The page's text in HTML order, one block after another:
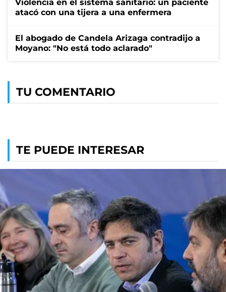
Violencia en el sistema sanitario: un paciente
atacó con una tijera a una enfermera
El abogado de Candela Arizaga contradijo a
Moyano: "No está todo aclarado"
TU COMENTARIO
TE PUEDE INTERESAR